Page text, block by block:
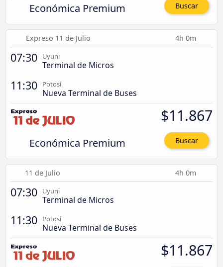
Económica Premium Buscar
Expreso 11 de Julio 4h 0m
07:30 Uyuni
Terminal de Micros
11:30 Potosí
Nueva Terminal de Buses
Económica Premium
$11.867
Buscar
11 de Julio 4h 0m
07:30 Uyuni
Terminal de Micros
11:30 Potosí
Nueva Terminal de Buses
$11.867